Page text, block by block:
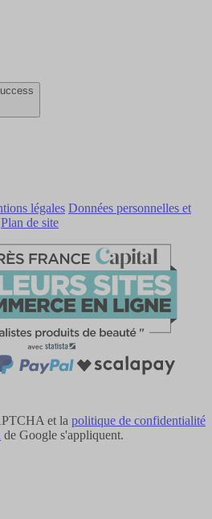
légales Données personnelles et
Plan de site
et la politique de confidentialité
de Google s'appliquent.